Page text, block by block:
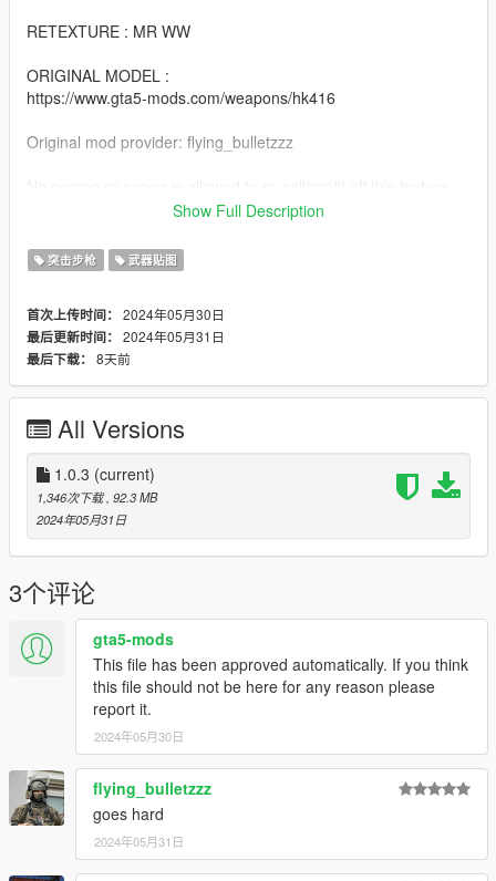
RETEXTURE : MR WW
ORIGINAL MODEL :
https://www.gta5-mods.com/weapons/hk416
Original mod provider: flying_bulletzzz
This is a free texture that shall be free on www.gta5-mods.com
Show Full Description
突击步枪 武器贴图
首次上传时间： 2024年05月30日
最后更新时间： 2024年05月31日
最后下载： 8天前
All Versions
1.0.3 (current)
1,346次下载 , 92.3 MB
2024年05月31日
3个评论
gta5-mods
This file has been approved automatically. If you think
this file should not be here for any reason please
report it.
2024年05月30日
flying_bulletzzz
goes hard
2024年05月31日